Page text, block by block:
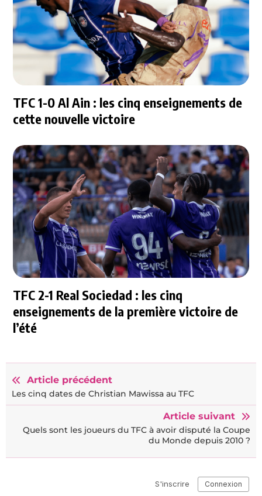
TFC 1-0 Al Ain : les cinq enseignements de
cette nouvelle victoire
TFC 2-1 Real Sociedad : les cinq
enseignements de la première victoire de
l’été
Article précédent
Les cinq dates de Christian Mawissa au TFC
Article suivant
Quels sont les joueurs du TFC à avoir disputé la Coupe
du Monde depuis 2010 ?